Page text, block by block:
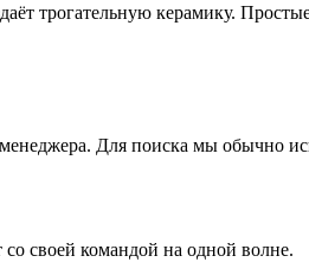
трогательную керамику.
Для поиска мы обычно
своей командой на одной волне.